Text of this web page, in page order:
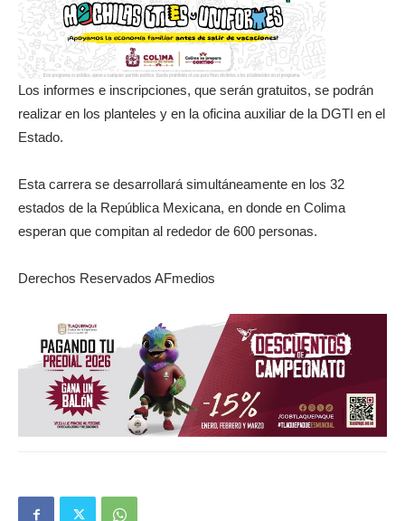
Los informes e inscripciones, que serán gratuitos, se podrán
realizar en los planteles y en la oficina auxiliar de la DGTI en el
Estado.
Esta carrera se desarrollará simultáneamente en los 32
estados de la República Mexicana, en donde en Colima
esperan que compitan al rededor de 600 personas.
Derechos Reservados AFmedios